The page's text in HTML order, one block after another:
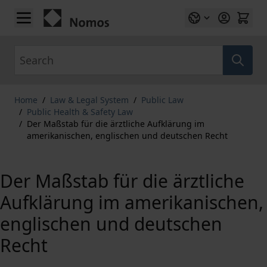
Skip to Content
Home / Law & Legal System / Public Law
/ Public Health & Safety Law
/ Der Maßstab für die ärztliche Aufklärung im
amerikanischen, englischen und deutschen Recht
Der Maßstab für die ärztliche
Aufklärung im amerikanischen,
englischen und deutschen
Recht